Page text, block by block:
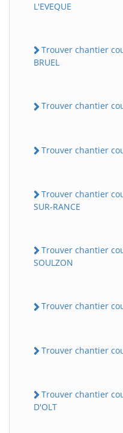
L'EVEQUE
Trouver chantier
BRUEL
Trouver chantier
Trouver chantier
Trouver chantier
SUR-RANCE
Trouver chantier
SOULZON
Trouver chantier
Trouver chantier
Trouver chantier
D'OLT